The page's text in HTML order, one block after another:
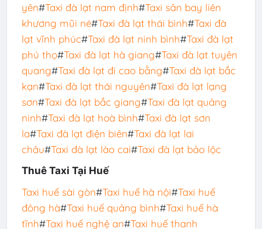
yên#Taxi đà lạt nam định#Taxi sân bay liên
khương mũi né#Taxi đà lạt thái bình#Taxi đà
lạt vĩnh phúc#Taxi đà lạt ninh bình#Taxi đà lạt
phú thọ#Taxi đà lạt hà giang#Taxi đà lạt tuyên
quang#Taxi đà lạt đi cao bằng#Taxi đà lạt bắc
kạn#Taxi đà lạt thái nguyên#Taxi đà lạt lạng
sơn#Taxi đà lạt bắc giang#Taxi đà lạt quảng
ninh#Taxi đà lạt hoà bình#Taxi đà lạt sơn
la#Taxi đà lạt điện biên#Taxi đà lạt lai
châu#Taxi đà lạt lào cai#Taxi đà lạt bảo lộc
Thuê Taxi Tại Huế
Taxi huế sài gòn#Taxi huế hà nội#Taxi huế
đông hà#Taxi huế quảng bình#Taxi huế hà
tĩnh#Taxi huế nghệ an#Taxi huế thanh